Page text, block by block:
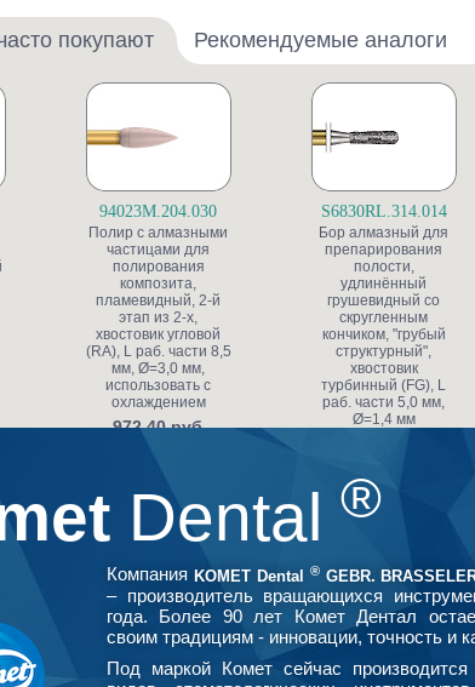
покупают Рекомендуемые аналоги
94023M.204.030
Полир с алмазными
частицами для
полирования
композита,
пламевидный, 2-й
этап из 2-х,
хвостовик угловой
(RA), L раб. части 8,5
мм, Ø=3,0 мм,
использовать с
охлаждением
972.40 руб.
S6830RL.314.014
Бор алмазный для
препарирования
полости,
удлинённый
грушевидный со
скругленным
кончиком, "грубый
структурный",
хвостовик
турбинный (FG), L
раб. части 5,0 мм,
Ø=1,4 мм
Dental ®
Компания KOMET Dental ®GEBR.
– производитель вращающихся
года. Более 90 лет Комет Дентал
своим традициям - инновации, точность и
Под маркой Комет сейчас